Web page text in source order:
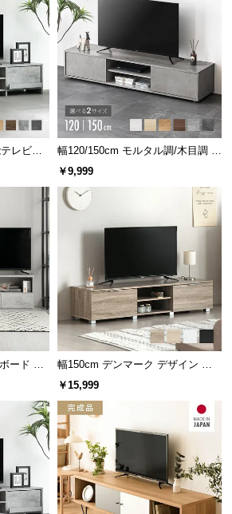
美しい木目調
ンに映える美しい木目調。木の風
情豊かな仕上がりです。
納スペース
棚と扉付き収納を備えており、
リと見せることができます。
レビボ
収納・
幅120/150cm モルタル調/木目調 オ
ープン収納・扉収納付きテレビボ
￥9,999
ード ア
度調節
幅150cm デンマーク デザイン ロ
ースタイル収納付きテレビボード
￥15,999